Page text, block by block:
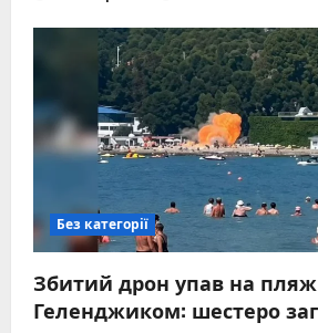
Без категорії
Збитий дрон упав на пляж
Геленджиком: шестеро